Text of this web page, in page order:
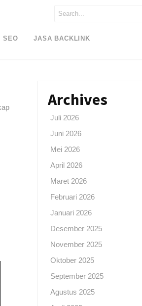
SEO JASA BACKLINK
Archives
Juli 2026
Juni 2026
Mei 2026
April 2026
Maret 2026
Februari 2026
Januari 2026
Desember 2025
November 2025
Oktober 2025
September 2025
Agustus 2025